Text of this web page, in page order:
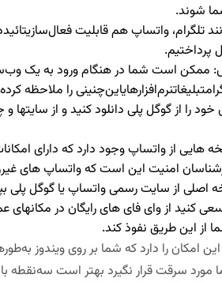
شوند.
تلگرام، واتساپ هم قابلیت
پرداختیم.
ممکن است شما در هنگام ورود به یک
را ملاحظه
را از گوگل پلی دانلود کنید و از سایت­ها و
هایی از واتساپ وجود دارد که دارای
امنیت این است که واتساپ های
اصلی از سایت رسمی واتساپیا گوگل پلی
کنید از وای فای های رایگان در مکان­های
این طریق نفوذ کند.
را دارد که شما بر روی ویندوز
مورد سرقت قرار نگیرد بهتر است سه‌نقطه